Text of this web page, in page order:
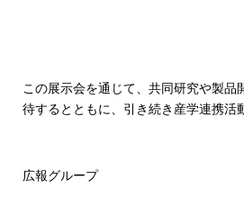
この展示会を通じて、共同研究や製品
待するとともに、引き続き産学連携活
広報グループ